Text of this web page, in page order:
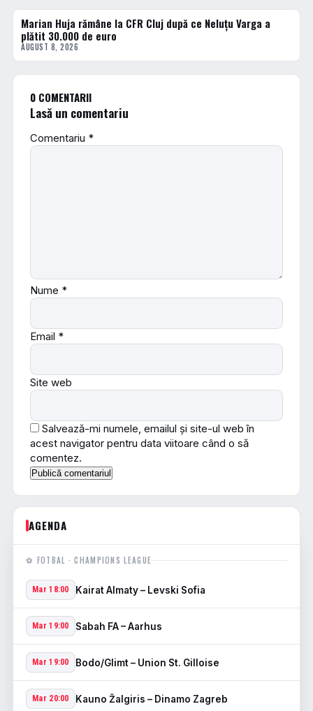
FOTBAL INTERN
Marian Huja rămâne la CFR Cluj după ce Neluțu Varga a
plătit 30.000 de euro
AUGUST 8, 2026
0 COMENTARII
Lasă un comentariu
Comentariu *
Nume *
Email *
Site web
Salvează-mi numele, emailul și site-ul web în
acest navigator pentru data viitoare când o să
comentez.
AGENDA
⚽ FOTBAL · CHAMPIONS LEAGUE
Mar 18:00 Kairat Almaty – Levski Sofia
Mar 19:00 Sabah FA – Aarhus
Mar 19:00 Bodo/Glimt – Union St. Gilloise
Mar 20:00 Kauno Žalgiris – Dinamo Zagreb